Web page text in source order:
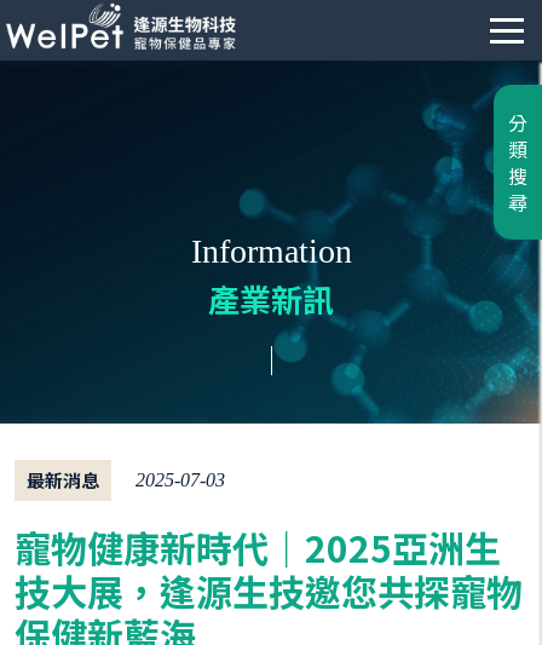
Information
產業新訊
最新消息 2025-07-03
寵物健康新時代｜2025亞洲生
技大展，逢源生技邀您共探寵物
保健新藍海
分
類
搜
尋